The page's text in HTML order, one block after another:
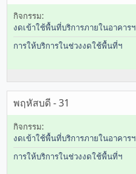
งดเข้าใช้พื้นที่บริการภายในอาคารฯ
การให้บริการในช่วงงดใช้พื้นที่ฯ
พฤหัสบดี - 31
งดเข้าใช้พื้นที่บริการภายในอาคารฯ
การให้บริการในช่วงงดใช้พื้นที่ฯ